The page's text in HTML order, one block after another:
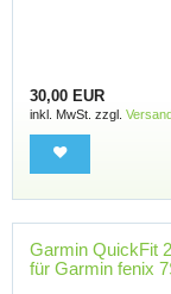
30,00 EUR
inkl. MwSt. zzgl.
Garmin QuickFit
für Garmin fenix